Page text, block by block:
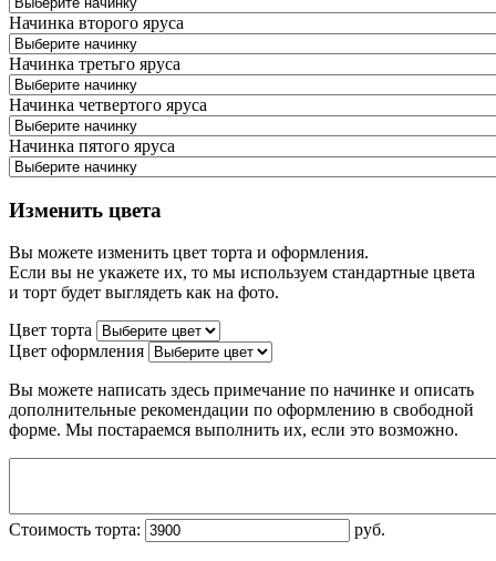
Начинка второго яруса
Начинка третьго яруса
Начинка четвертого яруса
Начинка пятого яруса
Изменить цвета
Вы можете изменить цвет торта и оформления.
Если вы не укажете их, то мы используем стандартные цвета
и торт будет выглядеть как на фото.
Цвет торта
Цвет оформления
Вы можете написать здесь примечание по начинке и описать
дополнительные рекомендации по оформлению в свободной
форме. Мы постараемся выполнить их, если это возможно.
Стоимость торта: руб.